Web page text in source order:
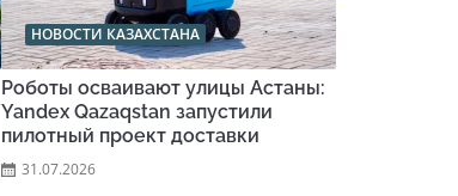
НОВОСТИ КАЗАХСТАНА
Роботы осваивают улицы Астаны:
Yandex Qazaqstan запустили
пилотный проект доставки
31.07.2026